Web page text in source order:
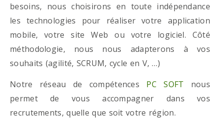
besoins, nous choisirons en toute indépendance
les technologies pour réaliser votre application
mobile, votre site Web ou votre logiciel. Côté
méthodologie, nous nous adapterons à vos
souhaits (agilité, SCRUM, cycle en V, …)
Notre réseau de compétences PC SOFT nous
permet de vous accompagner dans vos
recrutements, quelle que soit votre région.